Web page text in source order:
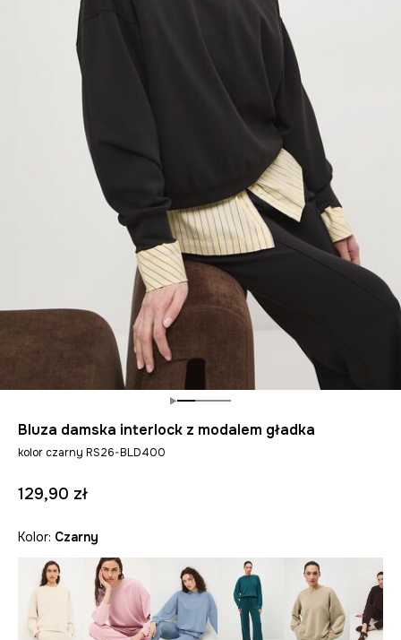
Bluza damska interlock z modalem gładka
kolor czarny RS26-BLD400
129,90 zł
Kolor: czarny